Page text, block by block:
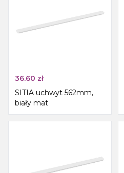
36.60 zł
SITIA uchwyt 562mm,
biały mat